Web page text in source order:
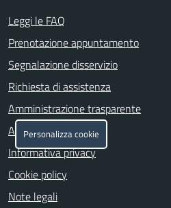
Leggi le FAQ
Prenotazione appuntamento
Segnalazione disservizio
Richiesta di assistenza
Amministrazione trasparente
Albo pretorio
Informativa privacy
Cookie policy
Note legali
Personalizza cookie